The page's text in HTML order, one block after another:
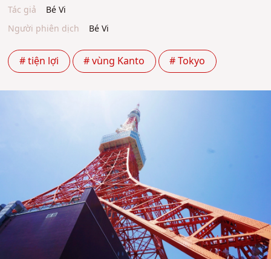
Tác giả
Bé Vi
Người phiên dịch
Bé Vi
# tiện lợi # vùng Kanto # Tokyo